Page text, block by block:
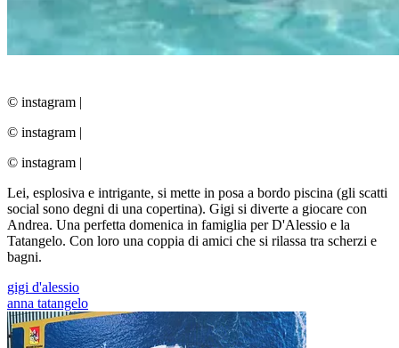
© instagram |
© instagram |
© instagram |
Lei, esplosiva e intrigante, si mette in posa a bordo piscina (gli scatti
social sono degni di una copertina). Gigi si diverte a giocare con
Andrea. Una perfetta domenica in famiglia per D'Alessio e la
Tatangelo. Con loro una coppia di amici che si rilassa tra scherzi e
bagni.
gigi d'alessio
anna tatangelo